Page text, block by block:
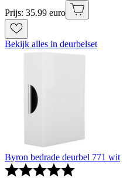
Prijs: 35.99 euro
Bekijk alles in deurbelset
Byron bedrade deurbel 771 wit